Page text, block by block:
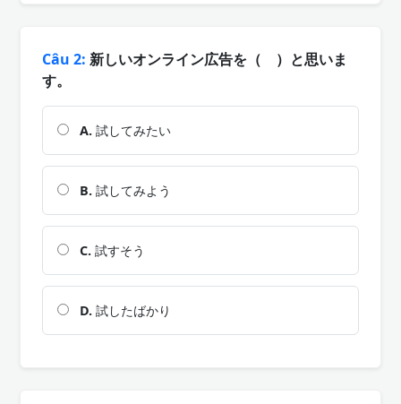
Câu 2: 新しいオンライン広告を（ ）と思いま
す。
A. 試してみたい
B. 試してみよう
C. 試すそう
D. 試したばかり